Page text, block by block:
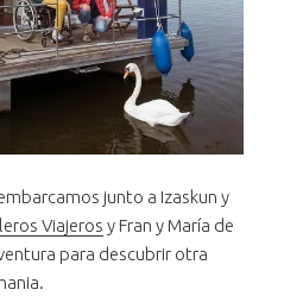
junto a Izaskun y
Viajeros y Fran y María de
para descubrir otra